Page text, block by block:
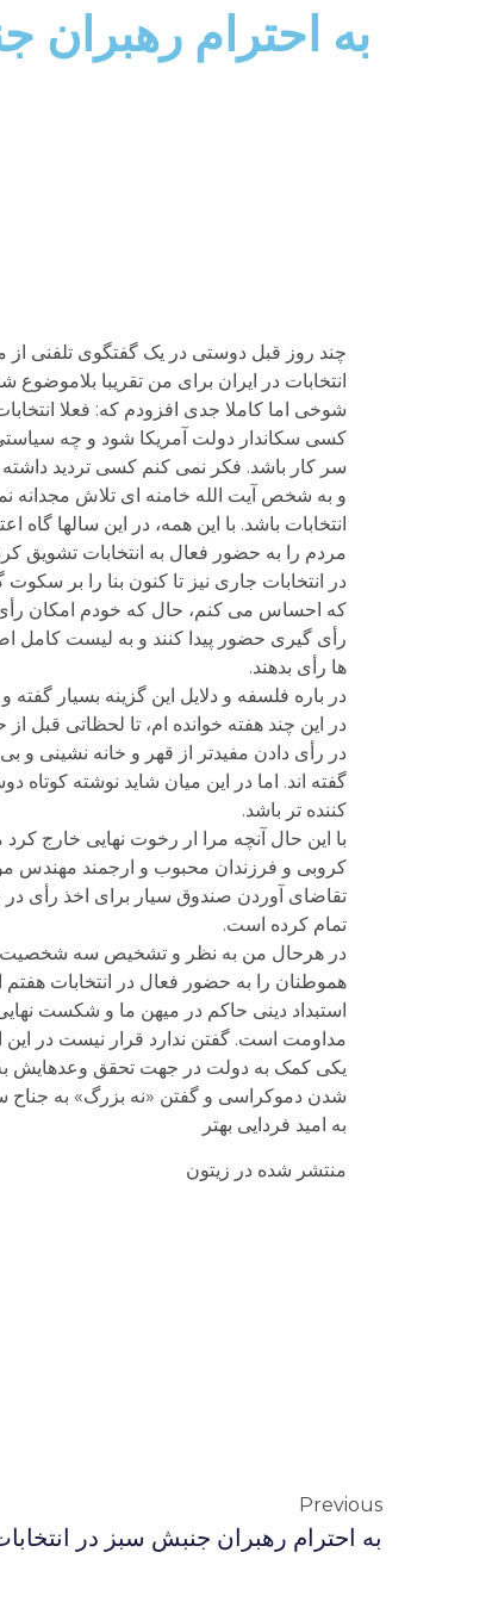
به احترام
چند روز قبل دوستی در یک گفتگوی تلفنی از
انتخابات در ایران برای من تقریبا
شوخی اما کاملا جدی افزودم که: فعلا
کسی سکاندار دولت آمریکا شود و چه
سر کار باشد. فکر نمی کنم کسی تردید
و به شخص آیت الله خامنه ای تلاش مجدانه
مردم را به حضور فعال به انتخابات تشویق کرده ام و در انتخابات ریاست
در انتخابات جاری نیز تا کنون بنا را بر
که احساس می کنم، حال که خودم امکان رأی
رأی گیری حضور پیدا کنند و به لیست کامل
ها رأی بدهند.
در باره فلسفه و دلایل این گزینه بسیار
در این چند هفته خوانده ام، تا لحظاتی قبل
در رأی دادن مفیدتر از قهر و خانه نشینی
گفته اند. اما در این میان شاید نوشته
کننده تر باشد.
با این حال آنچه مرا ار رخوت نهایی
کروبی و فرزندان محبوب و ارجمند مهندس
تقاضای آوردن صندوق سیار برای اخذ رأی
تمام کرده است.
در هرحال من به نظر و تشخیص سه شخصیت
استبداد دینی حاکم در میهن ما و شکست
مداومت است. گفتن ندارد قرار نیست در این
یکی کمک به دولت در جهت تحقق وعدهایش به
شدن دموکراسی و گفتن «نه بزرگ» به
به امید فردایی بهتر
منتشر شده در زیتون
Previous
به احترام رهبران جنبش سبز در